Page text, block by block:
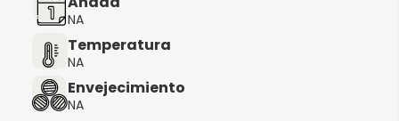
NA
Temperatura
NA
Envejecimiento
NA